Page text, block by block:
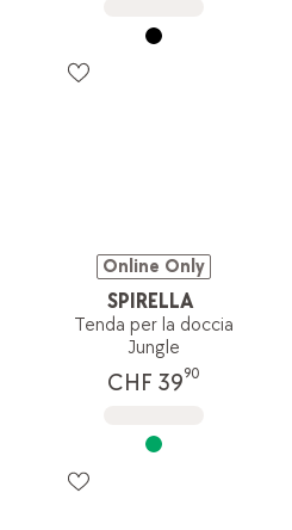
Online Only
SPIRELLA
Tenda per la doccia
Jungle
CHF 3990